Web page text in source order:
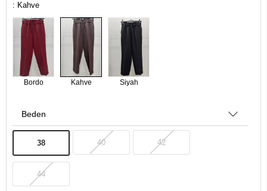
: Kahve
Bordo Kahve Siyah
Beden
38 40 42
44